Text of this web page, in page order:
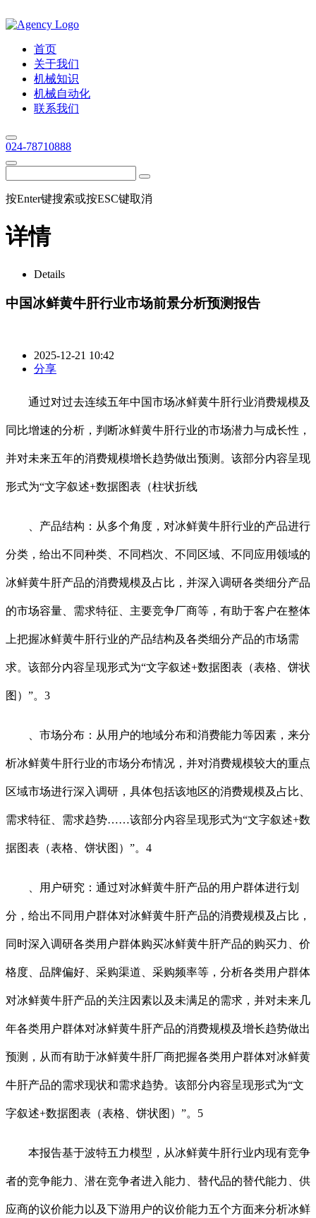
首页
关于我们
机械知识
机械自动化
联系我们
024-78710888
按Enter键搜索或按ESC键取消
详情
Details
中国冰鲜黄牛肝行业市场前景分析预测报告
2025-12-21 10:42
分享
通过对过去连续五年中国市场冰鲜黄牛肝行业消费规模及
同比增速的分析，判断冰鲜黄牛肝行业的市场潜力与成长性，
并对未来五年的消费规模增长趋势做出预测。该部分内容呈现
形式为“文字叙述+数据图表（柱状折线
、产品结构：从多个角度，对冰鲜黄牛肝行业的产品进行
分类，给出不同种类、不同档次、不同区域、不同应用领域的
冰鲜黄牛肝产品的消费规模及占比，并深入调研各类细分产品
的市场容量、需求特征、主要竞争厂商等，有助于客户在整体
上把握冰鲜黄牛肝行业的产品结构及各类细分产品的市场需
求。该部分内容呈现形式为“文字叙述+数据图表（表格、饼状
图）”。3
、市场分布：从用户的地域分布和消费能力等因素，来分
析冰鲜黄牛肝行业的市场分布情况，并对消费规模较大的重点
区域市场进行深入调研，具体包括该地区的消费规模及占比、
需求特征、需求趋势……该部分内容呈现形式为“文字叙述+数
据图表（表格、饼状图）”。4
、用户研究：通过对冰鲜黄牛肝产品的用户群体进行划
分，给出不同用户群体对冰鲜黄牛肝产品的消费规模及占比，
同时深入调研各类用户群体购买冰鲜黄牛肝产品的购买力、价
格度、品牌偏好、采购渠道、采购频率等，分析各类用户群体
对冰鲜黄牛肝产品的关注因素以及未满足的需求，并对未来几
年各类用户群体对冰鲜黄牛肝产品的消费规模及增长趋势做出
预测，从而有助于冰鲜黄牛肝厂商把握各类用户群体对冰鲜黄
牛肝产品的需求现状和需求趋势。该部分内容呈现形式为“文
字叙述+数据图表（表格、饼状图）”。5
本报告基于波特五力模型，从冰鲜黄牛肝行业内现有竞争
者的竞争能力、潜在竞争者进入能力、替代品的替代能力、供
应商的议价能力以及下游用户的议价能力五个方面来分析冰鲜